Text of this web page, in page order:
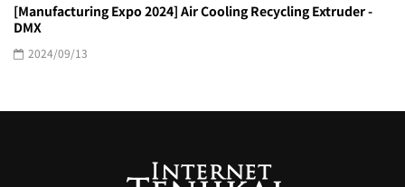
[Manufacturing Expo 2024] Air Cooling Recycling Extruder -
DMX
2024/09/13